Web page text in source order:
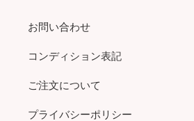
お問い合わせ
コンディション表記
ご注文について
プライバシーポリシー